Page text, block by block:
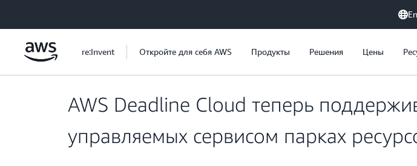
re:Invent Откройте для себя AWS Продукты Решения Цены
AWS Deadline Cloud теперь
управляемых сервисом парках